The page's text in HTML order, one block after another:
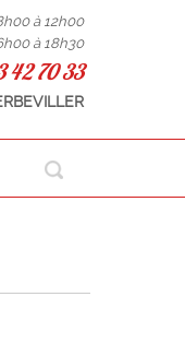
à 12h00
à 18h30
42 70 33